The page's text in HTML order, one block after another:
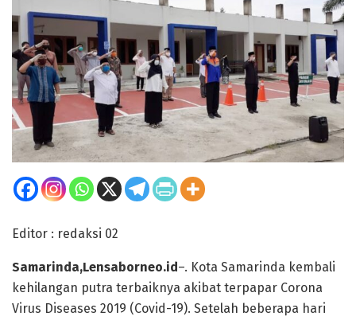
Editor : redaksi 02
Samarinda,Lensaborneo.id–. Kota Samarinda kembali
kehilangan putra terbaiknya akibat terpapar Corona
Virus Diseases 2019 (Covid-19). Setelah beberapa hari